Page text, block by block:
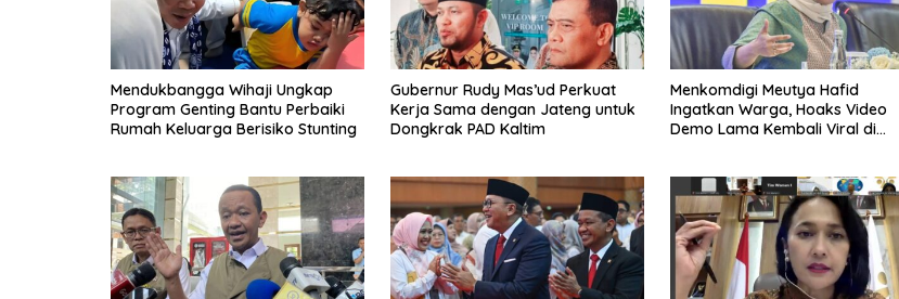
Mendukbangga Wihaji Ungkap
Program Genting Bantu Perbaiki
Rumah Keluarga Berisiko Stunting
Gubernur Rudy Mas’ud Perkuat
Kerja Sama dengan Jateng untuk
Dongkrak PAD Kaltim
Menkomdigi Meutya Hafid
Ingatkan Warga, Hoaks Video
Demo Lama Kembali Viral di